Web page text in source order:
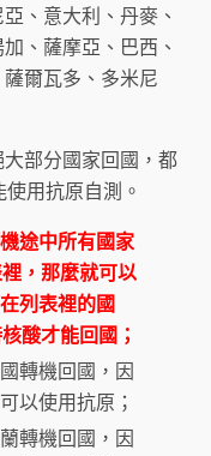
、意大利、丹麥、
、薩摩亞、巴西、
爾瓦多、多米尼
部分國家回國，都
用抗原自測。
途中所有國家
，那麼就可以
列表裡的國
酸才能回國；
轉機回國，因
以使用抗原；
轉機回國，因